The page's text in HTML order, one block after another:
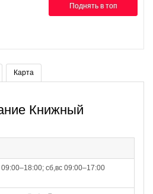
Поднять в топ
Карта
Книжный
сб,вс 09:00–17:00